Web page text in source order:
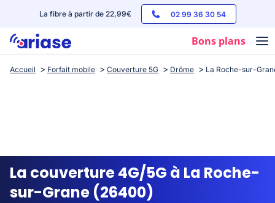
La fibre à partir de 22,99€ 02 99 36 30 54
Bons plans
Box internet
Streaming
Accueil Forfait mobile Couverture 5G Drôme La Roche-sur-
La couverture 4G/5G à La Roche-
sur-Grane (26400)